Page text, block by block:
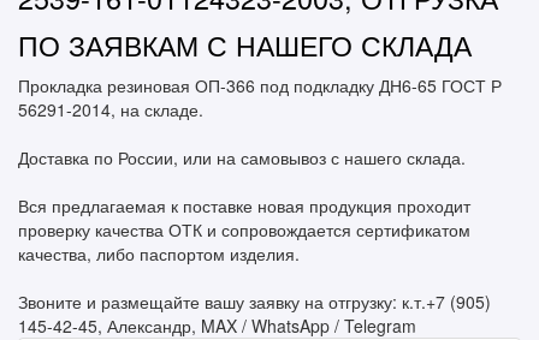
ПО ЗАЯВКАМ С НАШЕГО СКЛАДА
Прокладка резиновая ОП-366 под подкладку ДН6-65 ГОСТ Р
56291-2014, на складе.
Доставка по России, или на самовывоз с нашего склада.
Вся предлагаемая к поставке новая продукция проходит
проверку качества ОТК и сопровождается сертификатом
качества, либо паспортом изделия.
Звоните и размещайте вашу заявку на отгрузку: к.т.+7 (905)
145-42-45, Александр, MAX / WhatsApp / Telegram